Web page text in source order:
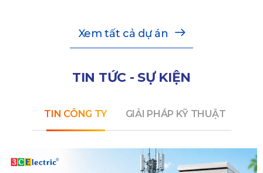
Xem tất cả dự án
TIN TỨC - SỰ KIỆN
TIN CÔNG TY GIẢI PHÁP KỸ THUẬT